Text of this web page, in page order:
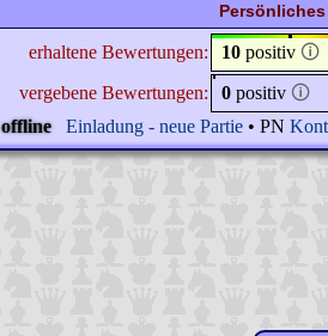
erhaltene Bewertungen: 10 positiv 🛈
vergebene Bewertungen:
0 positiv 🛈
offline
Einladung - neue Partie • PN